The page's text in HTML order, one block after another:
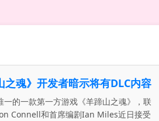
之魂》开发者暗示将有DLC内容
一的一款第一方游戏《羊蹄山之魂》，联
Connell和首席编剧Ian Miles近日接受